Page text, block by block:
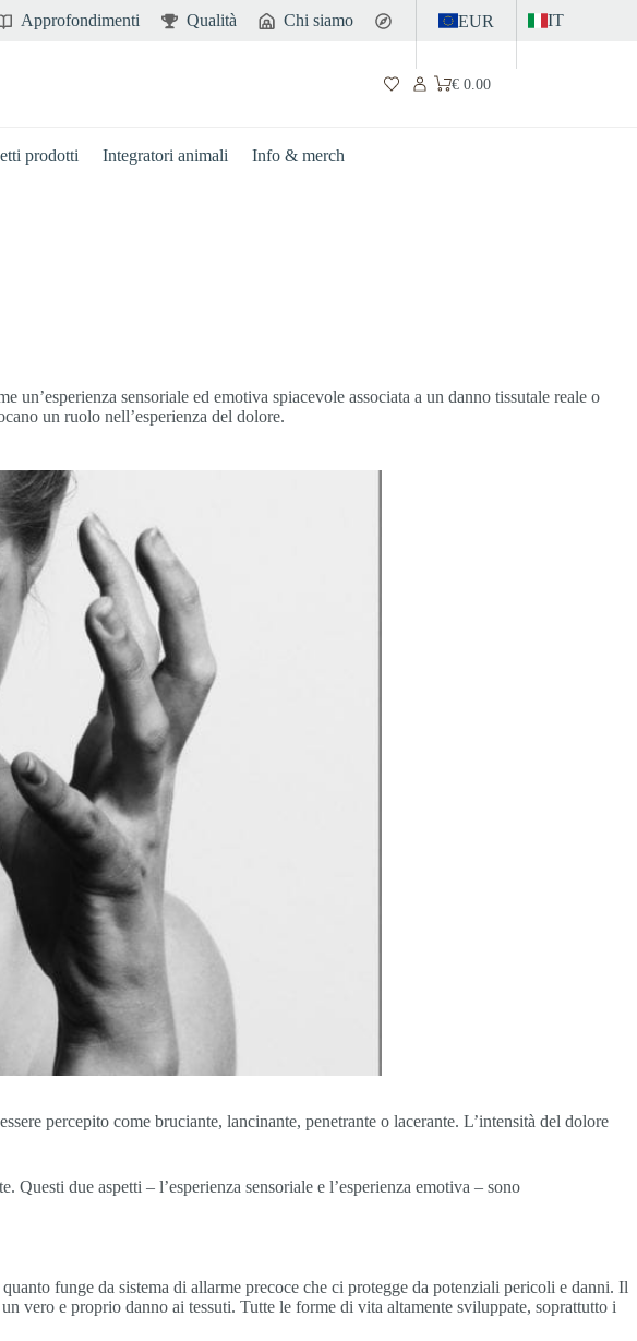
Approfondimenti Qualità Chi siamo ContattoEUR IT
Carrello
€0.00
prodotti Integratori animali Info & merch
sensoriale ed emotiva spiacevole associata a un danno tissutale reale o
un ruolo nell’esperienza del dolore.
percepito come bruciante, lancinante, penetrante o lacerante. L’intensità del dolore
due aspetti – l’esperienza sensoriale e l’esperienza emotiva – sono
funge da sistema di allarme precoce che ci protegge da potenziali pericoli e danni. Il
vero e proprio danno ai tessuti. Tutte le forme di vita altamente sviluppate, soprattutto i